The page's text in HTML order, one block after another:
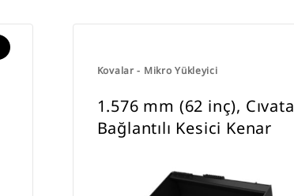
Kovalar - Mikro Yükleyici
1.576 mm (62 inç), Cıvata
Bağlantılı Kesici Kenar